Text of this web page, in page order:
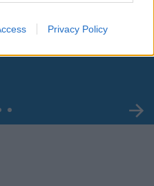
Privacy Policy
dall'ex compagna